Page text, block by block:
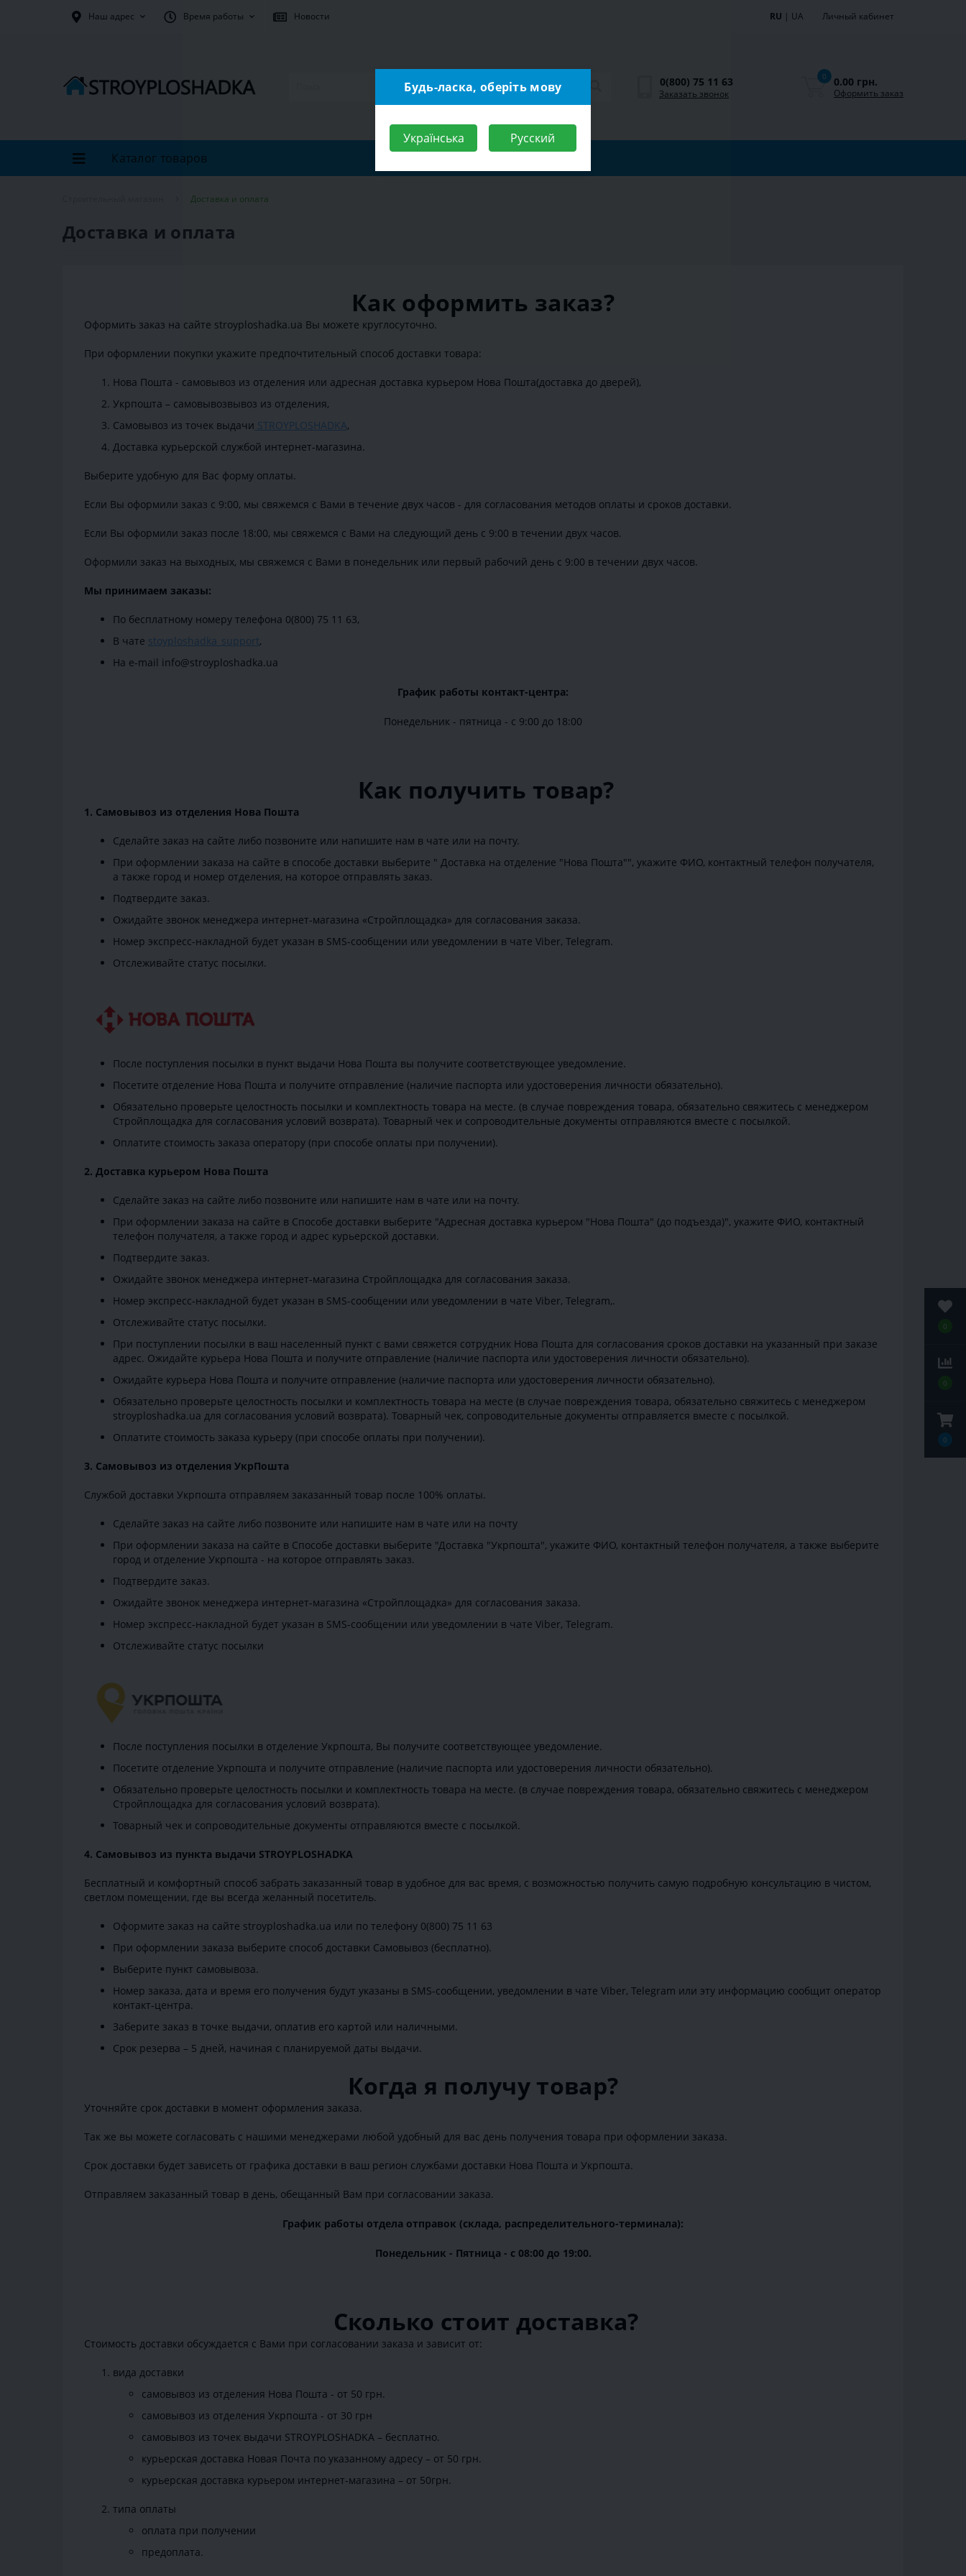
0
0
0
Наш адрес Время работы Новости RU | UA Личный кабинет
0(800) 75 11 63
Заказать звонок
0 0.00 грн.
Оформить заказ
Каталог товаров
Доставка и оплата
Доставка и оплата
Как оформить заказ?
Оформить заказ на сайте stroyploshadka.ua Вы можете круглосуточно.
При оформлении покупки укажите предпочтительный способ доставки товара:
Нова Пошта - самовывоз из отделения или адресная доставка курьером Нова Пошта(доставка до дверей),
Укрпошта – самовывозвывоз из отделения,
Самовывоз из точек выдачи STROYPLOSHADKA,
Доставка курьерской службой интернет-магазина.
Выберите удобную для Вас форму оплаты.
Если Вы оформили заказ с 9:00, мы свяжемся с Вами в течение двух часов - для согласования методов оплаты и сроков доставки.
Если Вы оформили заказ после 18:00, мы свяжемся с Вами на следующий день с 9:00 в течении двух часов.
Оформили заказ на выходных, мы свяжемся с Вами в понедельник или первый рабочий день с 9:00 в течении двух часов.
Мы принимаем заказы:
По бесплатному номеру телефона 0(800) 75 11 63,
В чате stoyploshadka_support,
На e-mail info@stroyploshadka.ua
График работы контакт-центра:
Понедельник - пятница - с 9:00 до 18:00
Как получить товар?
1. Самовывоз из отделения Нова Пошта
Сделайте заказ на сайте либо позвоните или напишите нам в чате или на почту.
При оформлении заказа на сайте в способе доставки выберите " Доставка на отделение "Нова Пошта"", укажите ФИО, контактный телефон получателя,
а также город и номер отделения, на которое отправлять заказ.
Подтвердите заказ.
Ожидайте звонок менеджера интернет-магазина «Стройплощадка» для согласования заказа.
Номер экспресс-накладной будет указан в SMS-сообщении или уведомлении в чате Viber, Telegram.
Отслеживайте статус посылки.
После поступления посылки в пункт выдачи Нова Пошта вы получите соответствующее уведомление.
Посетите отделение Нова Пошта и получите отправление (наличие паспорта или удостоверения личности обязательно).
Обязательно проверьте целостность посылки и комплектность товара на месте. (в случае повреждения товара, обязательно свяжитесь с менеджером
Стройплощадка для согласования условий возврата). Товарный чек и сопроводительные документы отправляются вместе с посылкой.
Оплатите стоимость заказа оператору (при способе оплаты при получении).
2. Доставка курьером Нова Пошта
Сделайте заказ на сайте либо позвоните или напишите нам в чате или на почту.
При оформлении заказа на сайте в Способе доставки выберите "Адресная доставка курьером "Нова Пошта" (до подъезда)", укажите ФИО, контактный
телефон получателя, а также город и адрес курьерской доставки.
Подтвердите заказ.
Ожидайте звонок менеджера интернет-магазина Стройплощадка для согласования заказа.
Номер экспресс-накладной будет указан в SMS-сообщении или уведомлении в чате Viber, Telegram,.
Отслеживайте статус посылки.
При поступлении посылки в ваш населенный пункт с вами свяжется сотрудник Нова Пошта для согласования сроков доставки на указанный при заказе
адрес. Ожидайте курьера Нова Пошта и получите отправление (наличие паспорта или удостоверения личности обязательно).
Ожидайте курьера Нова Пошта и получите отправление (наличие паспорта или удостоверения личности обязательно).
Обязательно проверьте целостность посылки и комплектность товара на месте (в случае повреждения товара, обязательно свяжитесь с менеджером
stroyploshadka.ua для согласования условий возврата). Товарный чек, сопроводительные документы отправляется вместе с посылкой.
Оплатите стоимость заказа курьеру (при способе оплаты при получении).
3. Самовывоз из отделения УкрПошта
Службой доставки Укрпошта отправляем заказанный товар после 100% оплаты.
Сделайте заказ на сайте либо позвоните или напишите нам в чате или на почту
При оформлении заказа на сайте в Способе доставки выберите "Доставка "Укрпошта", укажите ФИО, контактный телефон получателя, а также выберите
город и отделение Укрпошта - на которое отправлять заказ.
Подтвердите заказ.
Ожидайте звонок менеджера интернет-магазина «Стройплощадка» для согласования заказа.
Номер экспресс-накладной будет указан в SMS-сообщении или уведомлении в чате Viber, Telegram.
Отслеживайте статус посылки
После поступления посылки в отделение Укрпошта, Вы получите соответствующее уведомление.
Посетите отделение Укрпошта и получите отправление (наличие паспорта или удостоверения личности обязательно).
Обязательно проверьте целостность посылки и комплектность товара на месте. (в случае повреждения товара, обязательно свяжитесь с менеджером
Стройплощадка для согласования условий возврата).
Товарный чек и сопроводительные документы отправляются вместе с посылкой.
4. Самовывоз из пункта выдачи STROYPLOSHADKA
Бесплатный и комфортный способ забрать заказанный товар в удобное для вас время, с возможностью получить самую подробную консультацию в чистом,
светлом помещении, где вы всегда желанный посетитель.
Оформите заказ на сайте stroyploshadka.ua или по телефону 0(800) 75 11 63
При оформлении заказа выберите способ доставки Самовывоз (бесплатно).
Выберите пункт самовывоза.
Номер заказа, дата и время его получения будут указаны в SMS-сообщении, уведомлении в чате Viber, Telegram или эту информацию сообщит оператор
контакт-центра.
Заберите заказ в точке выдачи, оплатив его картой или наличными.
Срок резерва – 5 дней, начиная с планируемой даты выдачи.
Когда я получу товар?
Уточняйте срок доставки в момент оформления заказа.
Так же вы можете согласовать с нашими менеджерами любой удобный для вас день получения товара при оформлении заказа.
Срок доставки будет зависеть от графика доставки в ваш регион службами доставки Нова Пошта и Укрпошта.
Отправляем заказанный товар в день, обещанный Вам при согласовании заказа.
График работы отдела отправок (склада, распределительного-терминала):
Понедельник - Пятница - с 08:00 до 19:00.
Сколько стоит доставка?
Стоимость доставки обсуждается с Вами при согласовании заказа и зависит от:
вида доставки
самовывоз из отделения Нова Пошта - от 50 грн.
самовывоз из отделения Укрпошта - от 30 грн
самовывоз из точек выдачи STROYPLOSHADKA – бесплатно.
курьерская доставка Новая Почта по указанному адресу – от 50 грн.
курьерская доставка курьером интернет-магазина – от 50грн.
типа оплаты
оплата при получении
предоплата.
Будь-ласка, оберіть мову
Українська Русский